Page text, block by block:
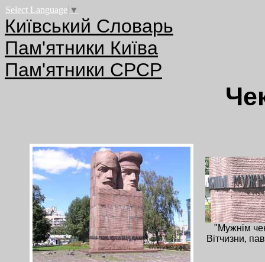
Select Language ▼
Київський Словарь
Пам'ятники Київа
Пам'ятники СРСР
"Мужнім
Вітчизни,